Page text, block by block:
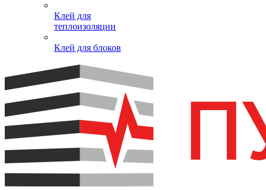
Клей для
теплоизоляции
Клей для блоков